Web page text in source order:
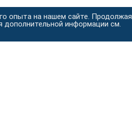
опыта на нашем сайте. Продолжая
дополнительной информации см.